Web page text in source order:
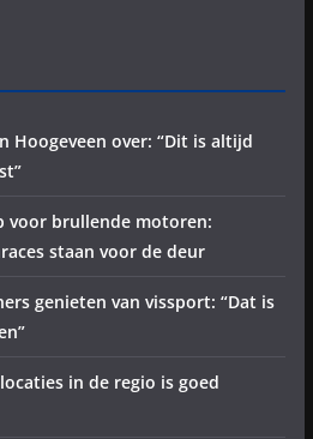
Hoogeveen over: “Dit is altijd
voor brullende motoren:
staan voor de deur
genieten van vissport: “Dat is
in de regio is goed